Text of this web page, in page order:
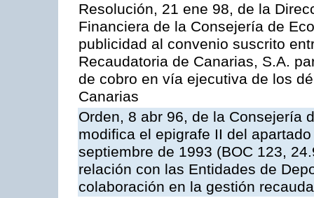
Resolución, 21 ene 98, de la
Financiera de la Consejería de
publicidad al convenio suscrito
Recaudatoria de Canarias, S.A.
de cobro en vía ejecutiva de los
Canarias
Orden, 8 abr 96, de la Consejería
modifica el epigrafe II del
septiembre de 1993 (BOC 123,
relación con las Entidades de
colaboración en la gestión